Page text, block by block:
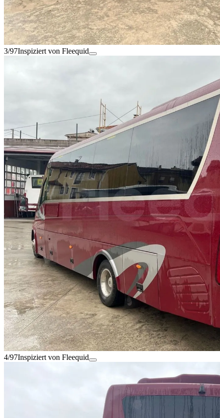
3/97Inspiziert von Fleequid
4/97Inspiziert von Fleequid